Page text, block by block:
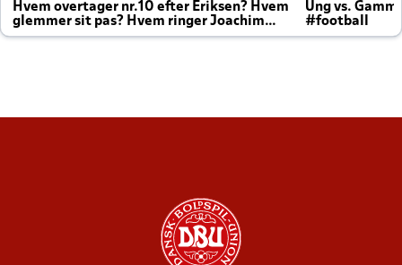
Hvem overtager nr.10 efter Eriksen? Hvem
glemmer sit pas? Hvem ringer Joachim
altid til efter kampe?
Ung vs.
#football